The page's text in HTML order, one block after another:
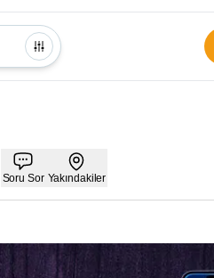
Soru Sor Yakındakiler